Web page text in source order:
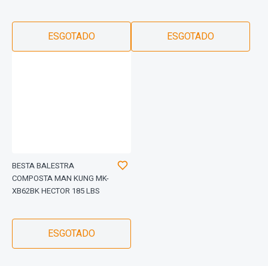
ESGOTADO ESGOTADO
BESTA BALESTRA
COMPOSTA MAN KUNG MK-
XB62BK HECTOR 185 LBS
ESGOTADO